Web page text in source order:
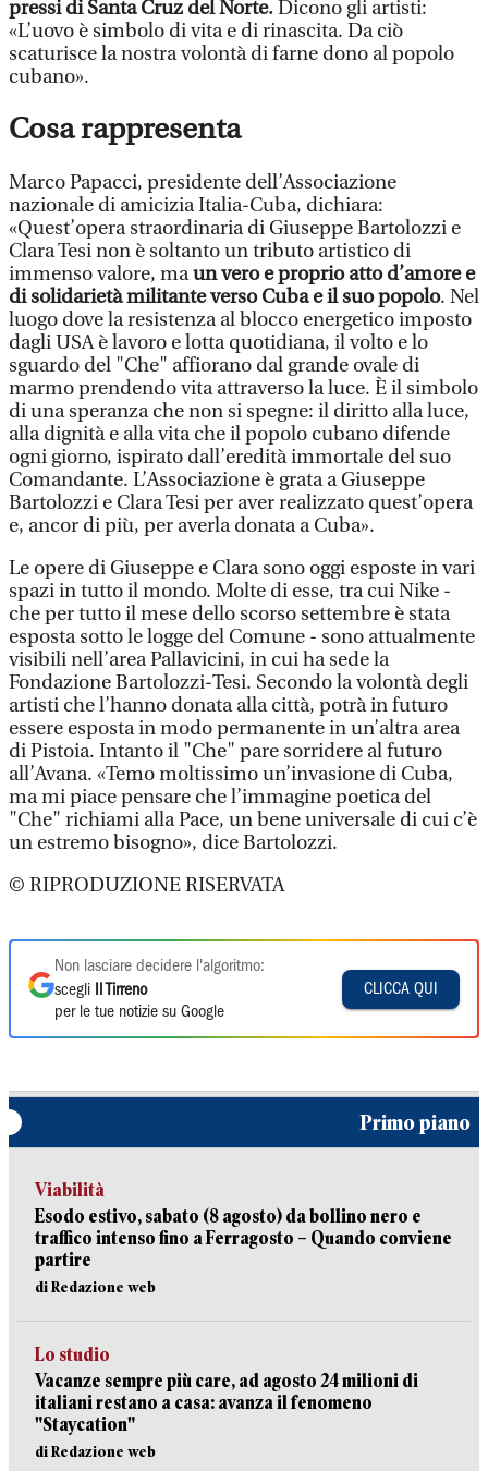
pressi di Santa Cruz del Norte.Dicono gli artisti:
«L’uovo è simbolo di vita e di rinascita. Da ciò
scaturisce la nostra volontà di farne dono al popolo
cubano».
Cosa rappresenta
Marco Papacci, presidente dell’Associazione
nazionale di amicizia Italia-Cuba, dichiara:
«Quest’opera straordinaria di Giuseppe Bartolozzi e
Clara Tesi non è soltanto un tributo artistico di
immenso valore, maun vero e proprio atto d’amore e
di solidarietà militante verso Cuba e il suo popolo. Nel
luogo dove la resistenza al blocco energetico imposto
dagli USA è lavoro e lotta quotidiana, il volto e lo
sguardo del "Che" affiorano dal grande ovale di
marmo prendendo vita attraverso la luce. È il simbolo
di una speranza che non si spegne: il diritto alla luce,
alla dignità e alla vita che il popolo cubano difende
ogni giorno, ispirato dall’eredità immortale del suo
Comandante. L’Associazione è grata a Giuseppe
Bartolozzi e Clara Tesi per aver realizzato quest’opera
e, ancor di più, per averla donata a Cuba».
Le opere di Giuseppe e Clara sono oggi esposte in vari
spazi in tutto il mondo. Molte di esse, tra cui Nike -
che per tutto il mese dello scorso settembre è stata
esposta sotto le logge del Comune - sono attualmente
visibili nell’area Pallavicini, in cui ha sede la
Fondazione Bartolozzi-Tesi. Secondo la volontà degli
artisti che l’hanno donata alla città, potrà in futuro
essere esposta in modo permanente in un’altra area
di Pistoia. Intanto il "Che" pare sorridere al futuro
all’Avana. «Temo moltissimo un’invasione di Cuba,
ma mi piace pensare che l’immagine poetica del
"Che" richiami alla Pace, un bene universale di cui c’è
un estremo bisogno», dice Bartolozzi.
© RIPRODUZIONE RISERVATA
Non lasciare decidere l'algoritmo:
scegli
Il Tirreno
per le tue notizie su Google
CLICCA QUI
Primo piano
Viabilità
Esodo estivo, sabato (8 agosto) da bollino nero e
traffico intenso fino a Ferragosto – Quando conviene
partire
di Redazione web
Lo studio
Vacanze sempre più care, ad agosto 24 milioni di
italiani restano a casa: avanza il fenomeno
"Staycation"
di Redazione web